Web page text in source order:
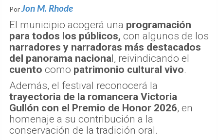
PorJon M. Rhode
El municipio acogerá una programación
para todos los públicos, con algunos de los
narradores y narradoras más destacados
del panorama nacional, reivindicando el
cuento como patrimonio cultural vivo.
Además, el festival reconocerá la
trayectoria de la romancera Victoria
Gullón con el Premio de Honor 2026, en
homenaje a su contribución a la
conservación de la tradición oral.